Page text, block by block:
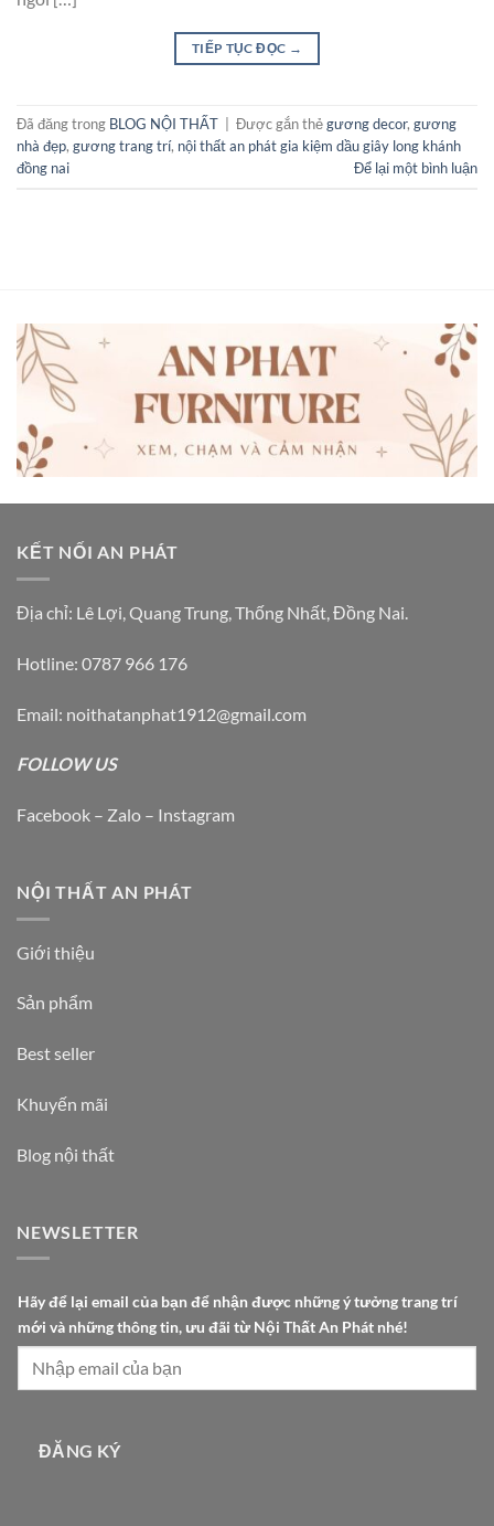
TIẾP TỤC ĐỌC →
Đã đăng trong BLOG NỘI THẤT Được gắn thẻgương decor, gương
nhà đẹp, gương trang trí, nội thất an phát gia kiệm dầu giây long khánh
đồng nai
Để lại một bình luận
KẾT NỐI AN PHÁT
Địa chỉ: Lê Lợi, Quang Trung, Thống Nhất, Đồng Nai.
Hotline: 0787 966 176
Email: noithatanphat1912@gmail.com
FOLLOW US
Facebook – Zalo – Instagram
NỘI THẤT AN PHÁT
Giới thiệu
Sản phẩm
Best seller
Khuyến mãi
Blog nội thất
NEWSLETTER
ể
Hãy để lại email của bạn để nhận được những ý tưởng trang trí
mới và những thông tin, ưu đãi từ Nội Thất An Phát nhé!
ĐĂNG KÝ